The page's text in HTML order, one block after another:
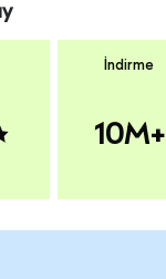
İndirme
10M+